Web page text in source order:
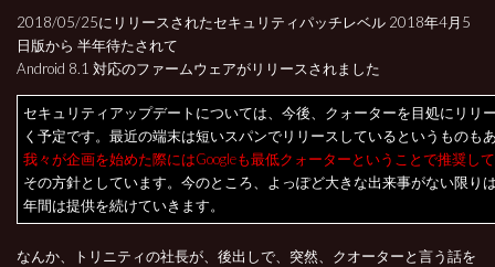
2018/05/25にリリースされたセキュリティパッチレベル 2018年4月5
日版から 半年待たされて
Android 8.1 対応のファームウェアがリリースされました
セキュリティアップデートについては、今後、クォーターを目処にリリ
く予定です。最近の端末は短いスパンでリリースしているというものも
我々が企画を始めた際にはGoogleも最低クォーターということで推奨し
その方針としています。今のところ、よっぽど大きな出来事がない限り
年間は提供を続けていきます。
なんか、トリニティの社長が、後出しで、突然、クオーターと言う話を